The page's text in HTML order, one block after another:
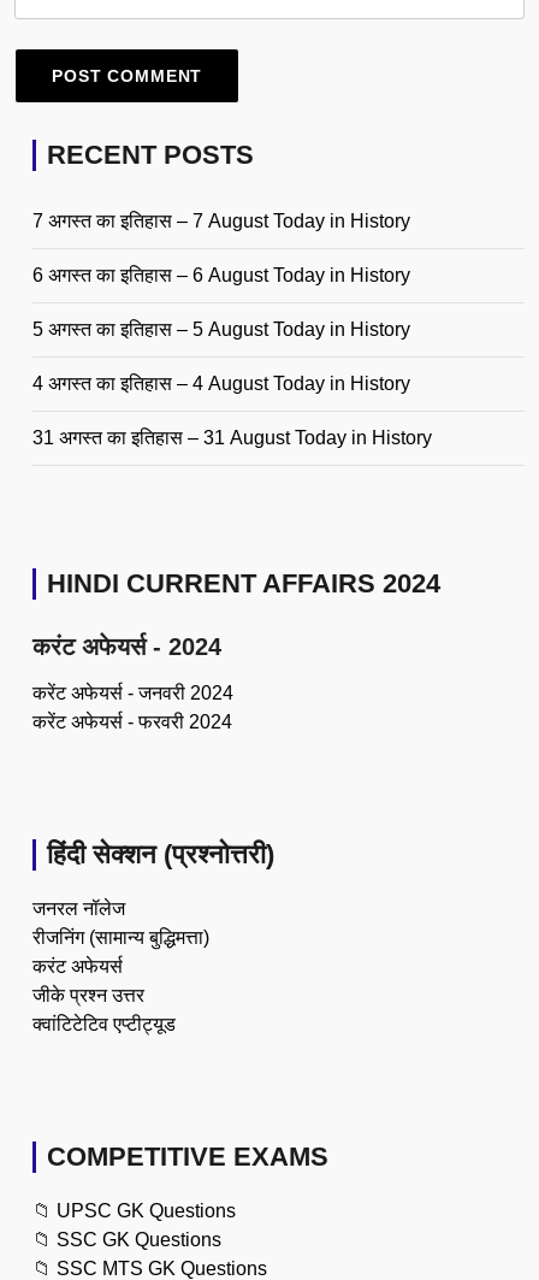
RECENT POSTS
7 अगस्त का इतिहास – 7 August Today in History
6 अगस्त का इतिहास – 6 August Today in History
5 अगस्त का इतिहास – 5 August Today in History
4 अगस्त का इतिहास – 4 August Today in History
31 अगस्त का इतिहास – 31 August Today in History
HINDI CURRENT AFFAIRS 2024
करंट अफेयर्स - 2024
करेंट अफेयर्स - जनवरी 2024
करेंट अफेयर्स - फरवरी 2024
हिंदी सेक्शन (प्रश्नोत्तरी)
जनरल नॉलेज
रीजनिंग (सामान्य बुद्धिमत्ता)
करंट अफेयर्स
जीके प्रश्न उत्तर
क्वांटिटेटिव एप्टीट्यूड
COMPETITIVE EXAMS
📁 UPSC GK Questions
📁 SSC GK Questions
📁 SSC MTS GK Questions